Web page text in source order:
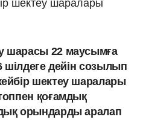
шектеу шаралары
шарасы 22 маусымға
шілдеге дейін созылып
шектеу шаралары
қоғамдық
орындарды аралап